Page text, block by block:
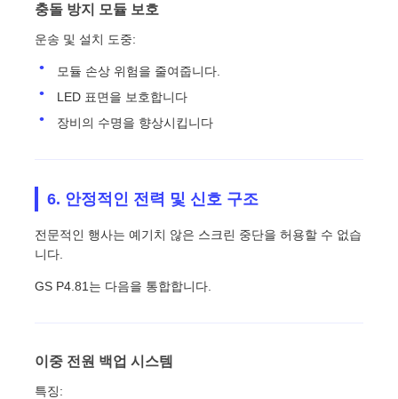
충돌 방지 모듈 보호
운송 및 설치 도중:
모듈 손상 위험을 줄여줍니다.
LED 표면을 보호합니다
장비의 수명을 향상시킵니다
6. 안정적인 전력 및 신호 구조
전문적인 행사는 예기치 않은 스크린 중단을 허용할 수 없습
니다.
GS P4.81는 다음을 통합합니다.
이중 전원 백업 시스템
특징: